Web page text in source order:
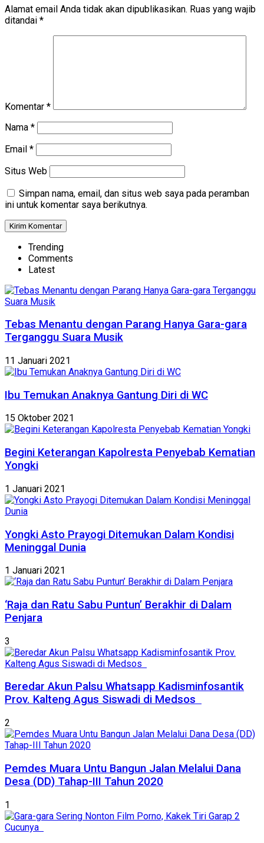
Alamat email Anda tidak akan dipublikasikan. Ruas yang wajib
ditandai *
Komentar *
Nama *
Email *
Situs Web
Simpan nama, email, dan situs web saya pada peramban
ini untuk komentar saya berikutnya.
Trending
Comments
Latest
Tebas Menantu dengan Parang Hanya Gara-gara
Terganggu Suara Musik
11 Januari 2021
Ibu Temukan Anaknya Gantung Diri di WC
15 Oktober 2021
Begini Keterangan Kapolresta Penyebab Kematian
Yongki
1 Januari 2021
Yongki Asto Prayogi Ditemukan Dalam Kondisi
Meninggal Dunia
1 Januari 2021
‘Raja dan Ratu Sabu Puntun’ Berakhir di Dalam
Penjara
3
Beredar Akun Palsu Whatsapp Kadisminfosantik
Prov. Kalteng Agus Siswadi di Medsos
2
Pemdes Muara Untu Bangun Jalan Melalui Dana
Desa (DD) Tahap-III Tahun 2020
1